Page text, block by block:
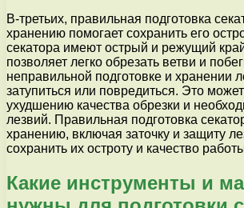
В-третьих, правильная подготовка
хранению помогает сохранить его
секатора имеют острый и режущий
позволяет легко обрезать ветви и
неправильной подготовке и хранении
затупиться или повредиться. Это
ухудшению качества обрезки и
лезвий. Правильная подготовка
хранению, включая заточку и защиту
сохранить их остроту и качество
Какие инструменты и